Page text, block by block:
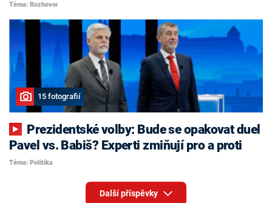
Téma: Rozhovor
15 fotografií
Pavel vs. Babiš? Experti zmiňují pro a proti
Téma: Politika
Další příspěvky